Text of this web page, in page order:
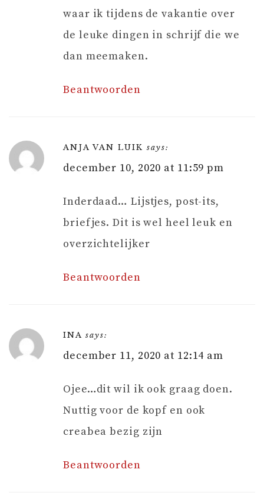
waar ik tijdens de vakantie over
de leuke dingen in schrijf die we
dan meemaken.
Beantwoorden
ANJA VAN LUIK says:
december 10, 2020 at 11:59 pm
Inderdaad… Lijstjes, post-its,
briefjes. Dit is wel heel leuk en
overzichtelijker
Beantwoorden
INA says:
december 11, 2020 at 12:14 am
Ojee…dit wil ik ook graag doen.
Nuttig voor de kopf en ook
creabea bezig zijn
Beantwoorden